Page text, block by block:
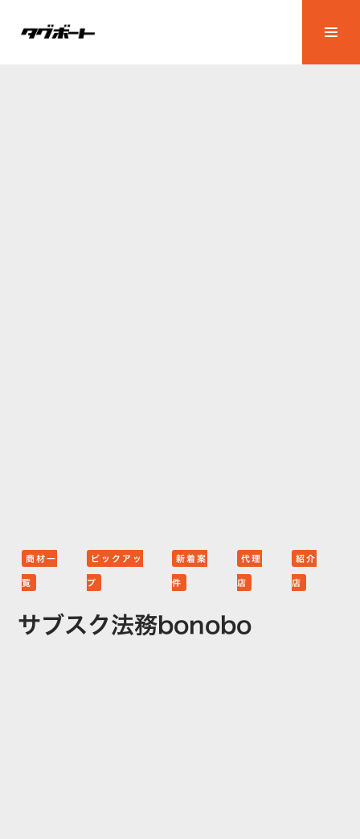
商材一
覧
ピックアッ
プ
新着案
件
代理
店
紹介
店
サブスク法務bonobo